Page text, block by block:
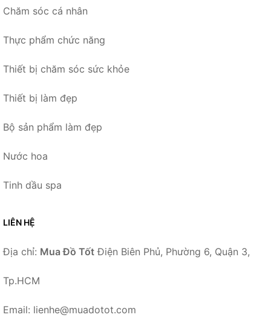
Chăm sóc cá nhân
Thực phẩm chức năng
Thiết bị chăm sóc sức khỏe
Thiết bị làm đẹp
Bộ sản phẩm làm đẹp
Nước hoa
Tinh dầu spa
LIÊN HỆ
Địa chỉ: Mua Đồ Tốt Điện Biên Phủ, Phường 6, Quận 3,
Tp.HCM
Email: lienhe@muadotot.com